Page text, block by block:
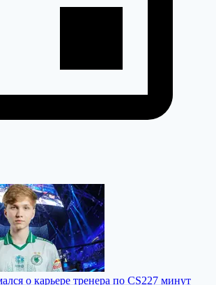
о карьере тренера по CS227 минут